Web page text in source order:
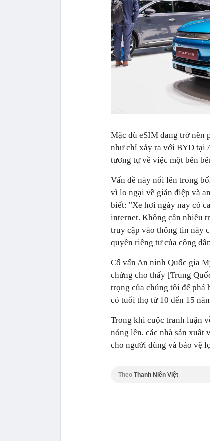
Mặc dù eSIM đang trở nên
như chỉ xảy ra với BYD tại
tương tự về việc một bên
Vấn đề này nổi lên trong
vì lo ngại về gián điệp và
biết: "Xe hơi ngày nay có
internet. Không cần nhiều
truy cập vào thông tin này
quyền riêng tư của công
Cố vấn An ninh Quốc gia
chứng cho thấy [Trung
trọng của chúng tôi để phá
có tuổi thọ từ 10 đến 15
Trong khi cuộc tranh luận
nóng lên, các nhà sản xuất
cho người dùng và bảo vệ
Theo Thanh Niên Việt